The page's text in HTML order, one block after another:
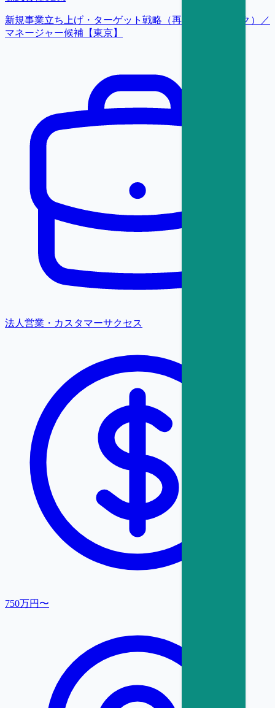
新規事業立ち上げ・ターゲット戦略（再生プラスチック）／
マネージャー候補【東京】
法人営業・カスタマーサクセス
750万円〜